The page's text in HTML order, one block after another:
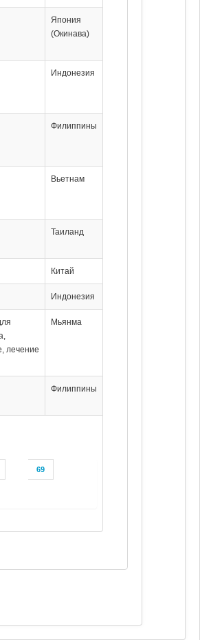
69
Япония
(Окинава)
Индонезия
Филиппины
Вьетнам
Таиланд
Китай
Индонезия
лечение
Мьянма
Филиппины